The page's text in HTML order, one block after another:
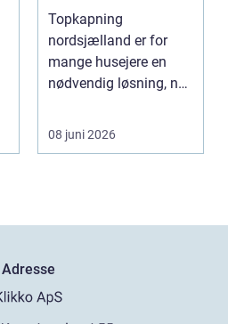
Topkapning
nordsjælland er for
mange husejere en
nødvendig løsning, når
mørke, ut...
08 juni 2026
Adresse